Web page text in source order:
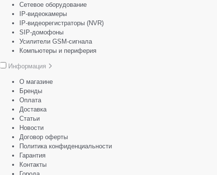
Сетевое оборудование
IP-видеокамеры
IP-видеорегистраторы (NVR)
SIP-домофоны
Усилители GSM-сигнала
Компьютеры и периферия
Информация
О магазине
Бренды
Оплата
Доставка
Статьи
Новости
Договор оферты
Политика конфиденциальности
Гарантия
Контакты